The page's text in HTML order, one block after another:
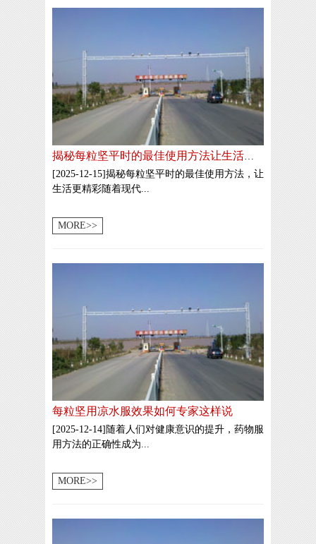
[2025-12-15]揭秘每粒坚平时的最佳使用方法，让
生活更精彩随着现代...
MORE>>
每粒坚用凉水服效果如何专家这样说
[2025-12-14]随着人们对健康意识的提升，药物服
用方法的正确性成为...
MORE>>